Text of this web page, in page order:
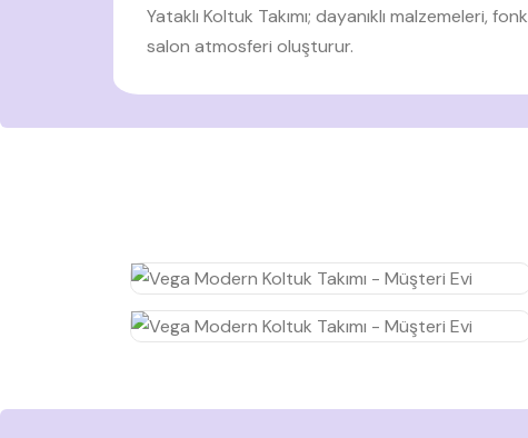
Yataklı Koltuk Takımı; dayanıklı malzemeleri,
salon atmosferi oluşturur.